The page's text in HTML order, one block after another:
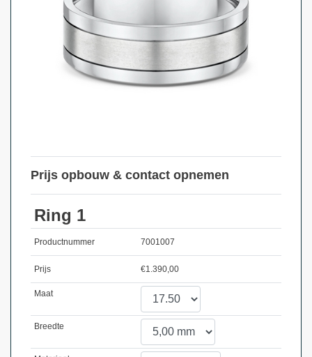
Prijs opbouw & contact opnemen
Ring 1
Productnummer 7001007
Prijs €1.390,00
Maat
Breedte